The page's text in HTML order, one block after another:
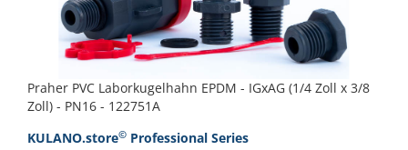
Praher PVC Laborkugelhahn EPDM - IGxAG (1/4 Zoll x 3/8
Zoll) - PN16 - 122751A
KULANO.store© Professional Series